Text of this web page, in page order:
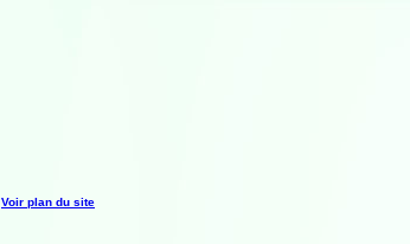
Voir plan du site